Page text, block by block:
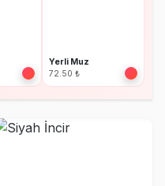
Yerli Muz
72.50 ₺